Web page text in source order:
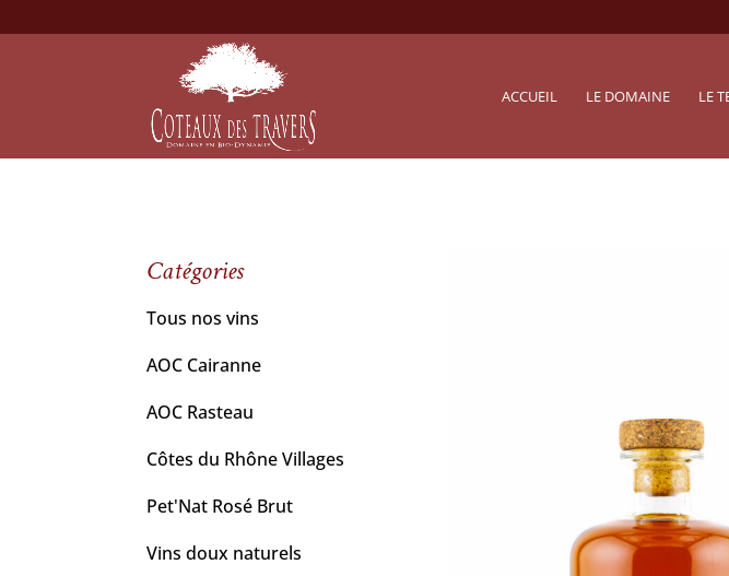
ACCUEIL LE DOMAINE LE
Catégories
Tous nos vins
AOC Cairanne
AOC Rasteau
Côtes du Rhône Villages
Pet'Nat Rosé Brut
Vins doux naturels